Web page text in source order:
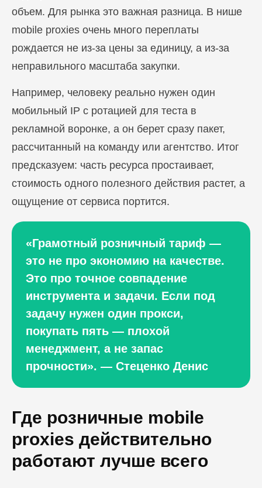
объем. Для рынка это важная разница. В нише
mobile proxies очень много переплаты
рождается не из-за цены за единицу, а из-за
неправильного масштаба закупки.
Например, человеку реально нужен один
мобильный IP с ротацией для теста в
рекламной воронке, а он берет сразу пакет,
рассчитанный на команду или агентство. Итог
предсказуем: часть ресурса простаивает,
стоимость одного полезного действия растет, а
ощущение от сервиса портится.
«Грамотный розничный тариф —
это не про экономию на качестве.
Это про точное совпадение
инструмента и задачи. Если под
задачу нужен один прокси,
покупать пять — плохой
менеджмент, а не запас
прочности». — Стеценко Денис
Где розничные mobile
proxies действительно
работают лучше всего